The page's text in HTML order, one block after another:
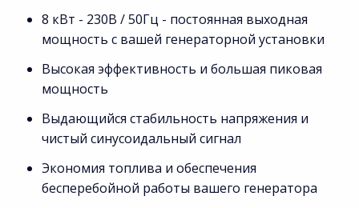
8 кВт - 230В / 50Гц - постоянная выходная
мощность с вашей генераторной установки
Высокая эффективность и большая пиковая
мощность
Выдающийся стабильность напряжения и
чистый синусоидальный сигнал
Экономия топлива и обеспечения
бесперебойной работы вашего генератора